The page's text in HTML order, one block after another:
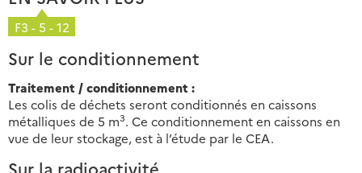
F3 - 5 - 12
Sur le conditionnement
Traitement / conditionnement :
Les colis de déchets seront conditionnés en caissons
métalliques de 5 m3. Ce conditionnement en caissons en
vue de leur stockage, est à l’étude par le CEA.
Sur la radioactivité